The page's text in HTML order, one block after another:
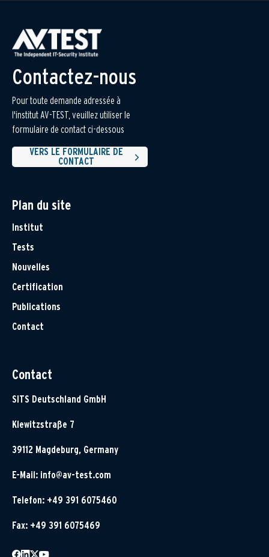
Contactez-nous
Pour toute demande adressée à
l'institut AV-TEST, veuillez utiliser le
formulaire de contact ci-dessous
VERS LE FORMULAIRE DE
CONTACT
Plan du site
Institut
Tests
Nouvelles
Certification
Publications
Contact
Contact
SITS Deutschland GmbH
Klewitzstraße 7
39112 Magdeburg, Germany
E-Mail: info@av-test.com
Telefon: +49 391 6075460
Fax: +49 391 6075469